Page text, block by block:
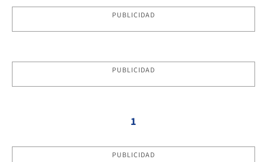
PUBLICIDAD
PUBLICIDAD
1
PUBLICIDAD